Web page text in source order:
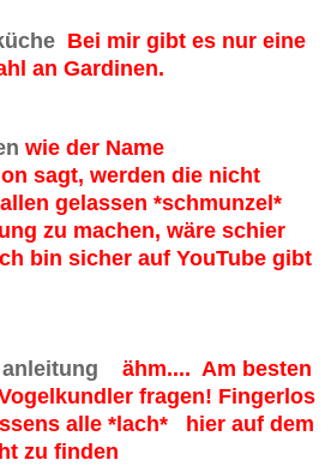
Bei mir gibt es nur eine
an Gardinen.
wie der Name
sagt, werden die nicht
gelassen *schmunzel*
zu machen, wäre schier
bin sicher auf YouTube gibt
ähm.... Am besten
fragen! Fingerlos
alle *lach* hier auf dem
zu finden